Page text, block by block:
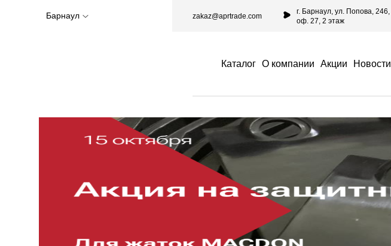
Барнаул zakaz@aprtrade.com
г. Барнаул, ул. Попова, 246,
оф. 27, 2 этаж
Каталог О компании Акции Новости